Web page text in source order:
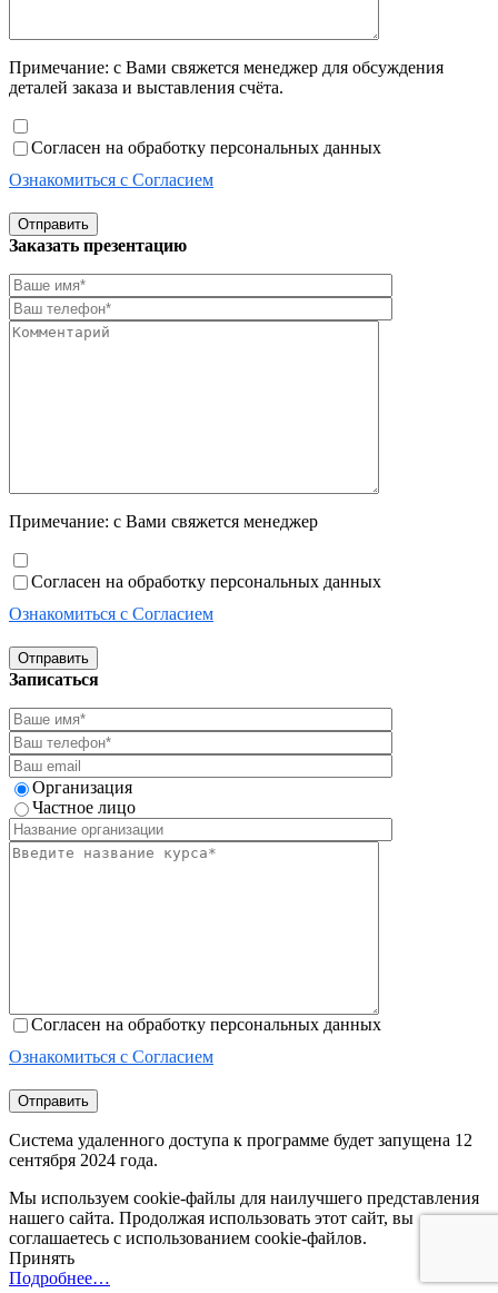
Примечание: с Вами свяжется менеджер для обсуждения
деталей заказа и выставления счёта.
Согласен на обработку персональных данных
Ознакомиться с Согласием
Отправить
Заказать презентацию
Примечание: с Вами свяжется менеджер
Согласен на обработку персональных данных
Ознакомиться с Согласием
Отправить
Записаться
Организация
Частное лицо
Согласен на обработку персональных данных
Ознакомиться с Согласием
Отправить
Система удаленного доступа к программе будет запущена 12
сентября 2024 года.
Мы используем cookie-файлы для наилучшего представления
нашего сайта. Продолжая использовать этот сайт, вы
соглашаетесь с использованием cookie-файлов.
Принять
Подробнее…